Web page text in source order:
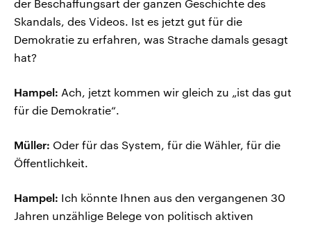
der Beschaffungsart der ganzen Geschichte des
Skandals, des Videos. Ist es jetzt gut für die
Demokratie zu erfahren, was Strache damals gesagt
hat?
Hampel: Ach, jetzt kommen wir gleich zu „ist das gut
für die Demokratie“.
Müller: Oder für das System, für die Wähler, für die
Öffentlichkeit.
Hampel: Ich könnte Ihnen aus den vergangenen 30
Jahren unzählige Belege von politisch aktiven